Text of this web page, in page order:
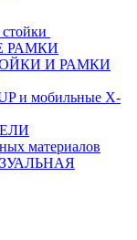
РАМКИ
И РАМКИ
и мобильные X-
материалов